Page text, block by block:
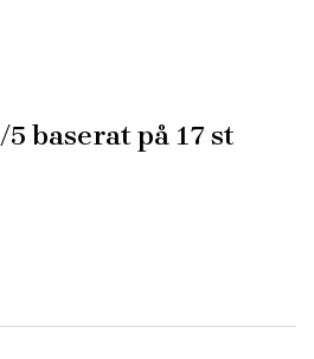
/5 baserat på 17 st